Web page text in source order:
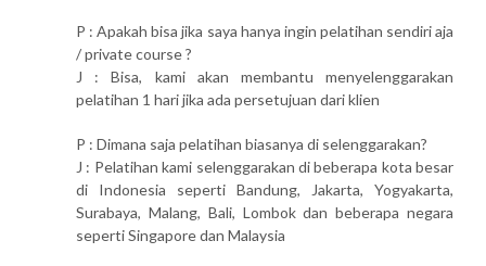
P : Apakah bisa jika saya hanya ingin pelatihan sendiri aja
/ private course ?
J : Bisa, kami akan membantu menyelenggarakan
pelatihan 1 hari jika ada persetujuan dari klien
P : Dimana saja pelatihan biasanya di selenggarakan?
J : Pelatihan kami selenggarakan di beberapa kota besar
di Indonesia seperti Bandung, Jakarta, Yogyakarta,
Surabaya, Malang, Bali, Lombok dan beberapa negara
seperti Singapore dan Malaysia